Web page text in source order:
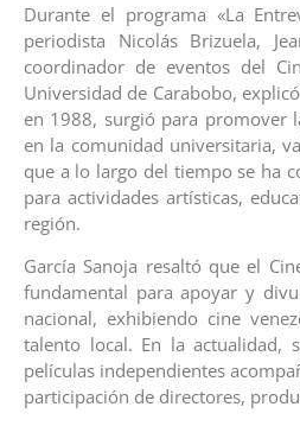
Durante el programa «La
periodista Nicolás Brizuela,
coordinador de eventos del
Universidad de Carabobo,
en 1988, surgió para promover
en la comunidad universitaria,
que a lo largo del tiempo se ha
para actividades artísticas,
región.
García Sanoja resaltó que el
fundamental para apoyar y
nacional, exhibiendo cine
talento local. En la actualidad,
películas independientes
participación de directores,